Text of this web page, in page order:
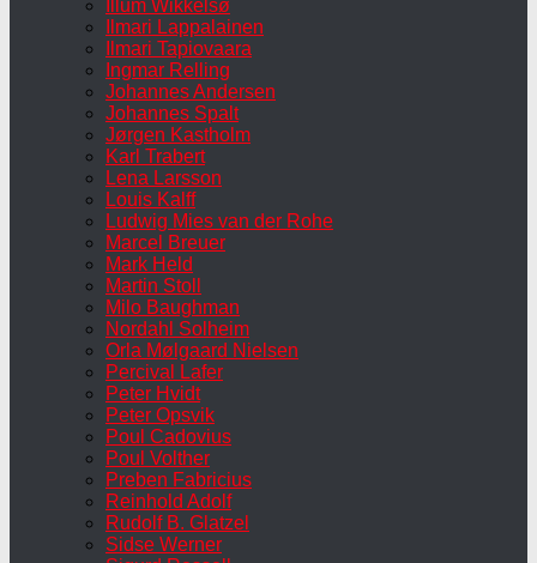
Illum Wikkelsø
Ilmari Lappalainen
Ilmari Tapiovaara
Ingmar Relling
Johannes Andersen
Johannes Spalt
Jørgen Kastholm
Karl Trabert
Lena Larsson
Louis Kalff
Ludwig Mies van der Rohe
Marcel Breuer
Mark Held
Martin Stoll
Milo Baughman
Nordahl Solheim
Orla Mølgaard Nielsen
Percival Lafer
Peter Hvidt
Peter Opsvik
Poul Cadovius
Poul Volther
Preben Fabricius
Reinhold Adolf
Rudolf B. Glatzel
Sidse Werner